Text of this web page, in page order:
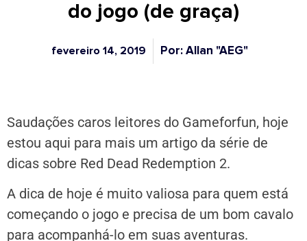
do jogo (de graça)
fevereiro 14, 2019 Por: Allan "AEG"
Saudações caros leitores do Gameforfun, hoje
estou aqui para mais um artigo da série de
dicas sobre Red Dead Redemption 2.
A dica de hoje é muito valiosa para quem está
começando o jogo e precisa de um bom cavalo
para acompanhá-lo em suas aventuras.